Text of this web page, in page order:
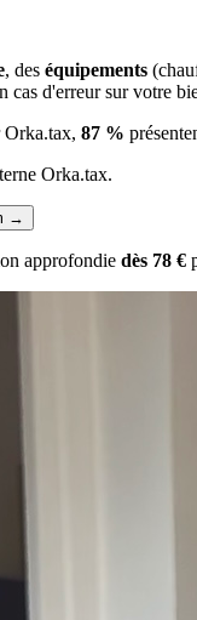
, des équipements
cas d'erreur sur votre
Orka.tax, 87 %
Orka.tax.
→
approfondie dès 78 €